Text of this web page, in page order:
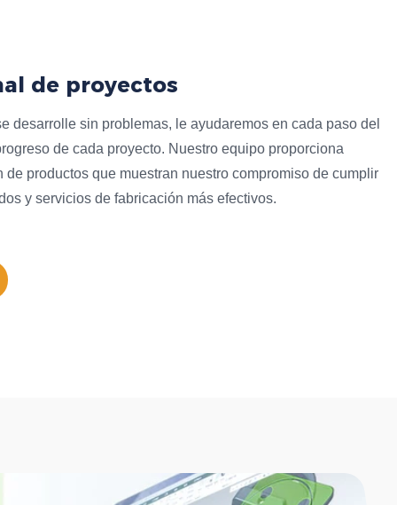
de proyectos
desarrolle sin problemas, le ayudaremos en cada paso del
de cada proyecto. Nuestro equipo proporciona
productos que muestran nuestro compromiso de cumplir
y servicios de fabricación más efectivos.